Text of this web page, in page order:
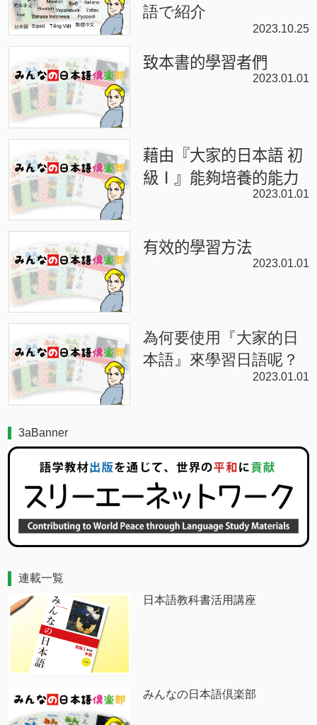
語で紹介
2023.10.25
致本書的學習者們
2023.01.01
藉由『大家的日本語 初
級Ⅰ』能夠培養的能力
2023.01.01
有效的學習方法
2023.01.01
為何要使用『大家的日
本語』來學習日語呢？
2023.01.01
3aBanner
連載一覧
日本語教科書活用講座
みんなの日本語倶楽部